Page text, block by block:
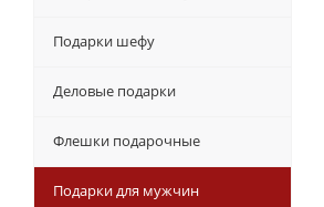
Подарки шефу
Деловые подарки
Флешки подарочные
Подарки для мужчин